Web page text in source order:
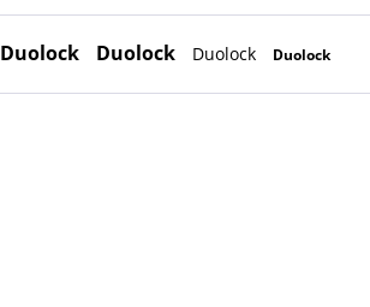
Duolock Duolock Duolock Duolock